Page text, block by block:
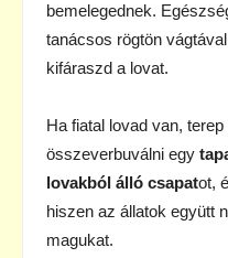
bemelegednek.
tanácsos rögtön
kifáraszd a lovat.
Ha fiatal lovad van,
összeverbuválni egy
lovakból álló csapatot,
hiszen az állatok együtt
magukat.